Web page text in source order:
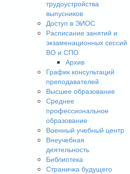
трудоустройства
выпусников
Доступ в ЭИОС
Расписание занятий и
экзаменационных сессий
ВО и СПО
Архив
График консультаций
преподавателей
Высшее образование
Среднее
профессиональное
образование
Военный учебный центр
Внеучебная
деятельность
Библиотека
Страничка будущего